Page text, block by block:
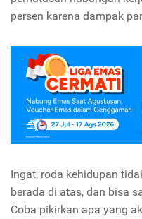
persen karena dampak
Ingat, roda kehidupan
berada di atas, dan bisa
Coba pikirkan apa yang